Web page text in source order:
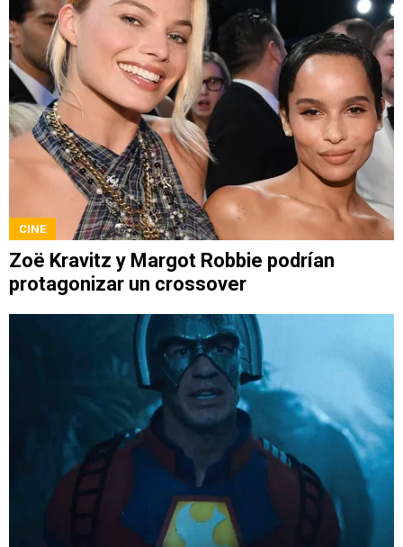
CINE
Zoë Kravitz y Margot Robbie podrían
protagonizar un crossover